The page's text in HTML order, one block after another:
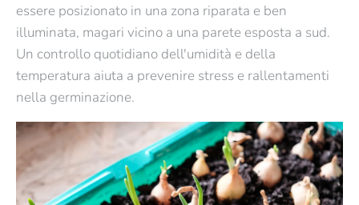
essere posizionato in una zona riparata e ben
illuminata, magari vicino a una parete esposta a sud.
Un controllo quotidiano dell'umidità e della
temperatura aiuta a prevenire stress e rallentamenti
nella germinazione.